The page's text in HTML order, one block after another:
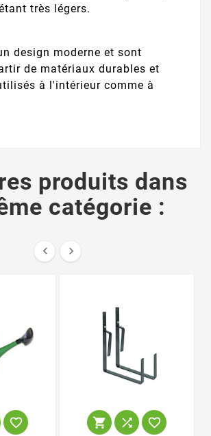
très légers.
design moderne et sont
de matériaux durables et
à l'intérieur comme à
produits dans
catégorie :
 
   